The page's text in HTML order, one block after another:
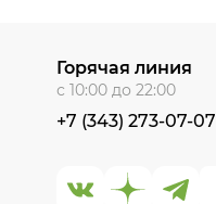
Горячая линия
с 10:00 до 22:00
+7 (343) 273-07-07